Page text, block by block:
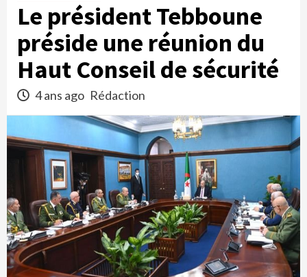
Le président Tebboune
préside une réunion du
Haut Conseil de sécurité
4 ans ago Rédaction